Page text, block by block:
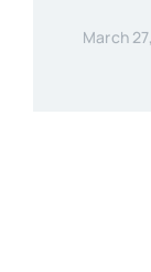
March